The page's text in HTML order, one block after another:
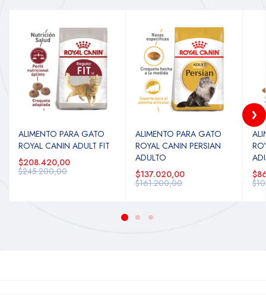
ALIMENTO PARA GATO
ROYAL CANIN ADULT FIT
$208.420,00
$245.200,00
ALIMENTO PARA GATO
ROYAL CANIN PERSIAN
ADULTO
$137.020,00
$161.200,00